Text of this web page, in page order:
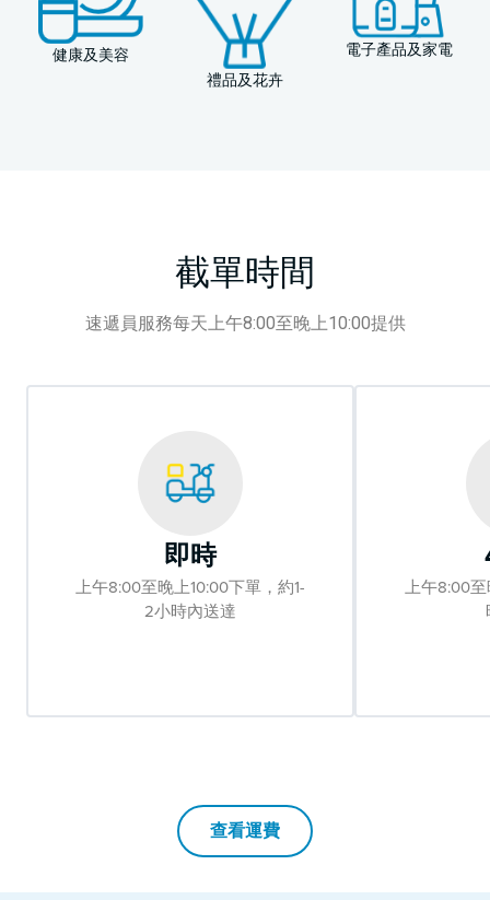
健康及美容
禮品及花卉
電子產品及家電
截單時間
速遞員服務每天上午8:00至晚上10:00提供
即時
上午8:00至晚上10:00下單，約1-
2小時內送達
上午8:00
查看運費